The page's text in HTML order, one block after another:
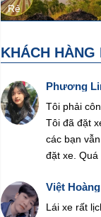
Rẻ
KHÁCH HÀNG
Phương
Tôi phải
Tôi đã đặt
các bạn
đặt xe.
Việt Hoàng
Lái xe rất